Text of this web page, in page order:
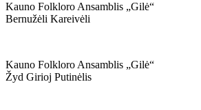
Kauno Folkloro Ansamblis „gilė“
Bernužėli Kareivėli
Kauno Folkloro Ansamblis „gilė“
Žyd Girioj Putinėlis